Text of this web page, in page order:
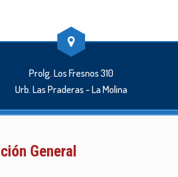
Prolg. Los Fresnos 310
Urb. Las Praderas - La Molina
General